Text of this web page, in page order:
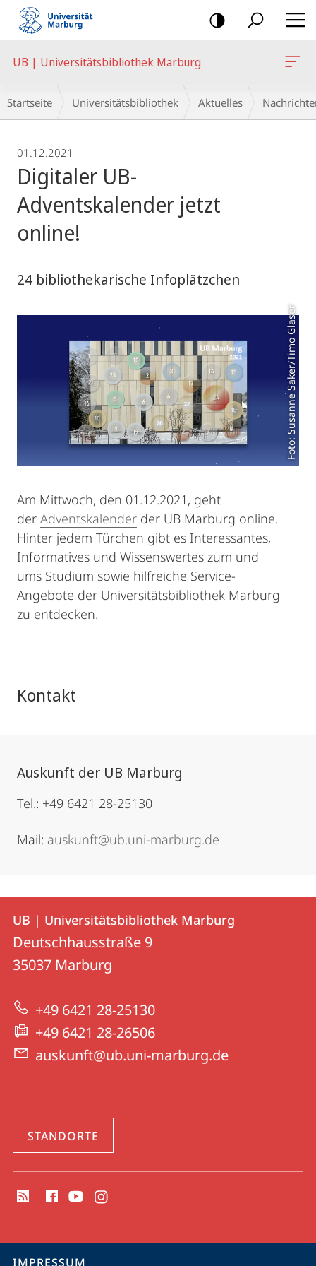
Mobile-
Navigation
UB | Universitätsbibliothek Marburg
Breadcrumb-
Navigation
Startseite Universitätsbibliothek Aktuelles
01.12.2021
Digitaler UB-
Adventskalender jetzt
online!
24 bibliothekarische Infoplätzchen
Foto: Susanne Saker/Timo Glaser
Am Mittwoch, den 01.12.2021, geht
der Adventskalender der UB Marburg online.
Hinter jedem Türchen gibt es Interessantes,
Informatives und Wissenswertes zum und
ums Studium sowie hilfreiche Service-
Angebote der Universitätsbibliothek Marburg
zu entdecken.
Kontakt
Auskunft der UB Marburg
Tel.: +49 6421 28-25130
Mail: auskunft@ub.uni-marburg.de
Kontakt
und
Informationen
zur
Website
Kontaktinformationen
UB
|
Universitätsbibliothek
Marburg
UB | Universitätsbibliothek Marburg
Deutschhausstraße 9
35037 Marburg
+49 6421 28-25130
+49 6421 28-26506
auskunft@ub.uni-marburg.de
STANDORTE
Media
Service-
IMPRESSUM